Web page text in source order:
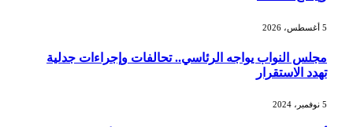
مجلس النواب يواجه الرئاسي.. تحالفات وإجراءات جدلية
تهدد الاستقرار